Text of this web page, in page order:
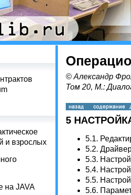
и взрослых
на JAVA
© Александр
Том 20, М.:
5
5.1.
5.2.
5.3.
5.4.
5.5.
5.6.